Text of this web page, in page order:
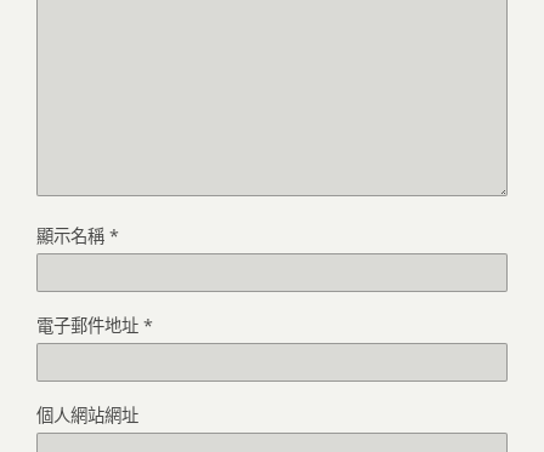
顯示名稱 *
電子郵件地址 *
個人網站網址